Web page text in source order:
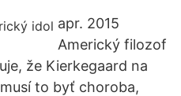
apr. 2015
Americký filozof
že Kierkegaard na
to byť choroba,